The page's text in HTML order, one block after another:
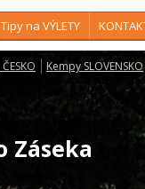
Tipy na VÝLETY
Kempy SLOVENSKO
Záseka